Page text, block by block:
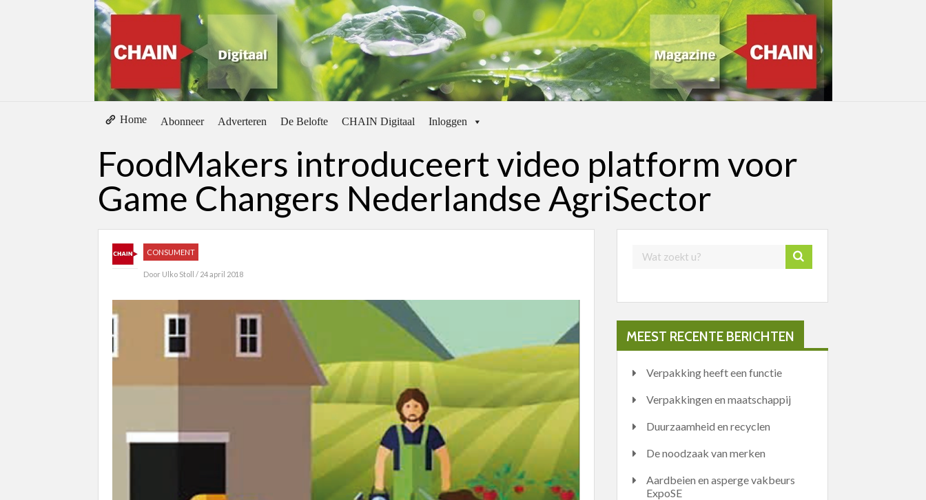
Home Abonneer Adverteren De Belofte CHAIN Digitaal Inloggen
FoodMakers introduceert video platform voor
Game Changers Nederlandse AgriSector
CONSUMENT
Door Ulko Stoll / 24 april 2018
MEEST RECENTE BERICHTEN
Verpakking heeft een functie
Verpakkingen en maatschappij
Duurzaamheid en recyclen
De noodzaak van merken
Aardbeien en asperge vakbeurs
ExpoSE